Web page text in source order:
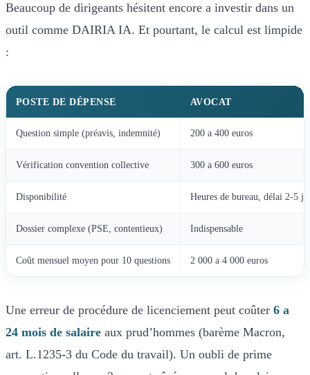
Beaucoup de dirigeants hésitent encore a investir dans un
outil comme DAIRIA IA. Et pourtant, le calcul est limpide
:
POSTE DE DÉPENSE AVOCAT
Question simple (préavis, indemnité) 200 a 400 euros
Vérification convention collective 300 a 600 euros
Disponibilité Heures de bureau, délai 2-5
Dossier complexe (PSE, contentieux) Indispensable
Coût mensuel moyen pour 10 questions 2 000 a 4 000 euros
Une erreur de procédure de licenciement peut coûter 6 a
24 mois de salaire aux prud’hommes (barème Macron,
art. L.1235-3 du Code du travail). Un oubli de prime